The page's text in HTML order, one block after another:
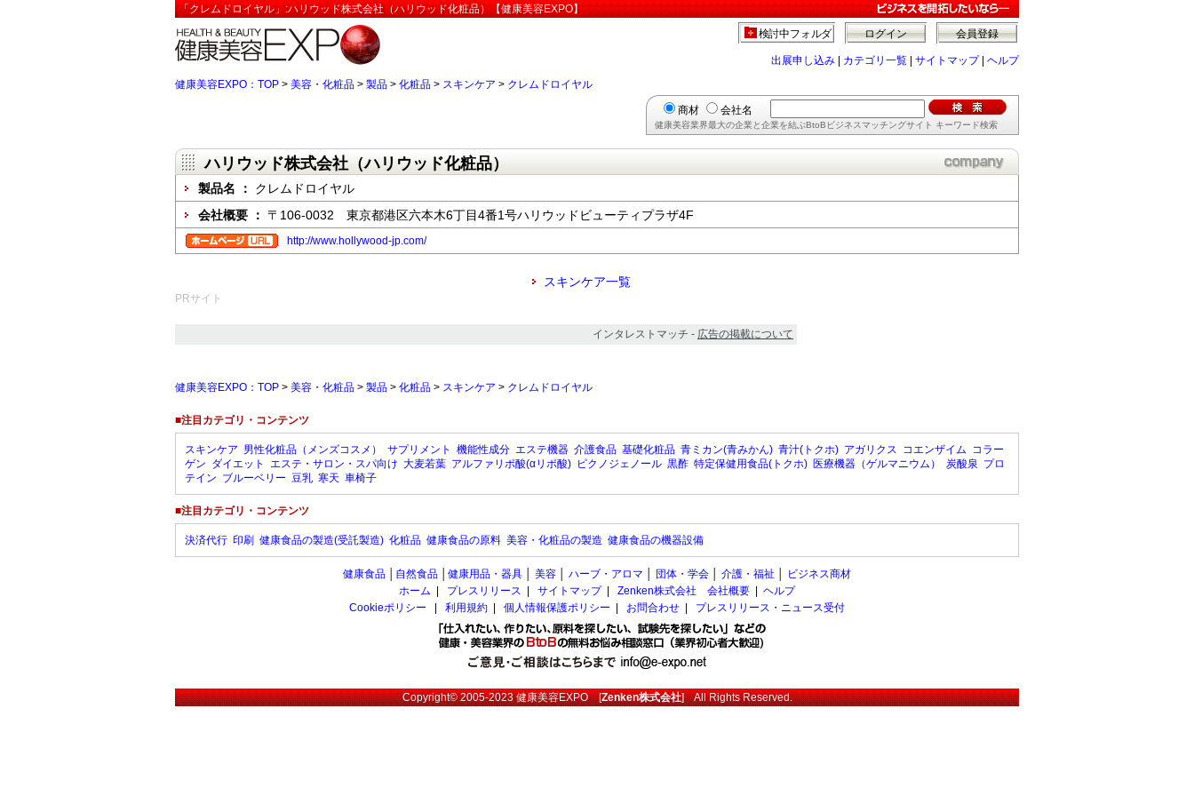
「クレムドロイヤル」:ハリウッド株式会社（ハリウッド化粧品）【健康美容EXPO】
会員登録
ログイン
検討中フォルダ
出展申し込み カテゴリ一覧 サイトマップ| ヘルプ
健康美容EXPO：TOP > 美容・化粧品 > 製品 > 化粧品 > スキンケア > クレムドロイヤル
商材 会社名
健康美容業界最大の企業と企業を結ぶBtoBビジネスマッチングサイト キーワード検索
ハリウッド株式会社（ハリウッド化粧品）
製品名 ： クレムドロイヤル
会社概要 ： 〒106-0032 東京都港区六本木6丁目4番1号ハリウッドビューティプラザ4F
http://www.hollywood-jp.com/
スキンケア一覧
PRサイト
インタレストマッチ - 広告の掲載について
健康美容EXPO：TOP > 美容・化粧品 > 製品 > 化粧品 > スキンケア > クレムドロイヤル
■注目カテゴリ・コンテンツ
スキンケア 男性化粧品（メンズコスメ） サプリメント 機能性成分 エステ機器 介護食品 基礎化粧品 青ミカン(青みかん) 青汁(トクホ) アガリクス コエンザイム コラー
ゲン ダイエット エステ・サロン・スパ向け 大麦若葉 アルファリポ酸(αリポ酸) ピクノジェノール 黒酢 特定保健用食品(トクホ) 医療機器（ゲルマニウム） 炭酸泉 プロ
テイン ブルーベリー 豆乳 寒天 車椅子
■注目カテゴリ・コンテンツ
決済代行 印刷 健康食品の製造(受託製造) 化粧品 健康食品の原料 美容・化粧品の製造 健康食品の機器設備
健康食品 自然食品 健康用品・器具 美容 ハーブ・アロマ 団体・学会 介護・福祉
ビジネス商材
ホーム
プレスリリース サイトマップ| Zenken株式会社 会社概要
ヘルプ
Cookieポリシー
利用規約 個人情報保護ポリシー お問合わせ プレスリリース・ニュース受付
Copyright© 2005-2023健康美容EXPO[Zenken株式会社] All Rights Reserved.